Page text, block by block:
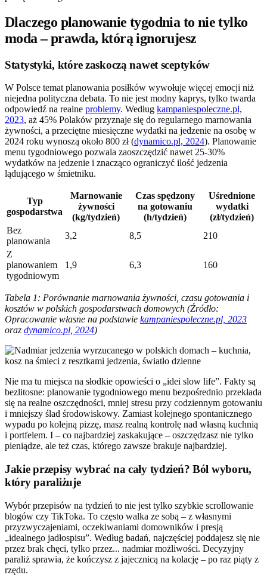
Dlaczego planowanie tygodnia to nie tylko
moda – prawda, którą ignorujesz
Statystyki, które zaskoczą nawet sceptyków
W Polsce temat planowania posiłków wywołuje więcej emocji niż
niejedna polityczna debata. To nie jest modny kaprys, tylko twarda
odpowiedź na realne problemy. Według kampaniespoleczne.pl,
2023, aż 45% Polaków przyznaje się do regularnego marnowania
żywności, a przeciętne miesięczne wydatki na jedzenie na osobę w
2024 roku wynoszą około 800 zł (dynamico.pl, 2024). Planowanie
menu tygodniowego pozwala zaoszczędzić nawet 25-30%
wydatków na jedzenie i znacząco ograniczyć ilość jedzenia
lądującego w śmietniku.
Typ
gospodarstwa
Marnowanie
żywności
(kg/tydzień)
Czas spędzony
na gotowaniu
(h/tydzień)
Uśrednione
wydatki
(zł/tydzień)
Bez
planowania
3,2 8,5
210
Z
planowaniem
tygodniowym
1,9 6,3 160
Tabela 1: Porównanie marnowania żywności, czasu gotowania i
kosztów w polskich gospodarstwach domowych (Źródło:
Opracowanie własne na podstawie kampaniespoleczne.pl, 2023
oraz dynamico.pl, 2024)
Nie ma tu miejsca na słodkie opowieści o „idei slow life”. Fakty są
bezlitosne: planowanie tygodniowego menu bezpośrednio przekłada
się na realne oszczędności, mniej stresu przy codziennym gotowaniu
i mniejszy ślad środowiskowy. Zamiast kolejnego spontanicznego
wypadu po kolejną pizzę, masz realną kontrolę nad własną kuchnią
i portfelem. I – co najbardziej zaskakujące – oszczędzasz nie tylko
pieniądze, ale też czas, którego zawsze brakuje najbardziej.
Jakie przepisy wybrać na cały tydzień? Ból wyboru,
który paraliżuje
Wybór przepisów na tydzień to nie jest tylko szybkie scrollowanie
blogów czy TikToka. To często walka ze sobą – z własnymi
przyzwyczajeniami, oczekiwaniami domowników i presją
„idealnego jadłospisu”. Według badań, najczęściej poddajesz się nie
przez brak chęci, tylko przez... nadmiar możliwości. Decyzyjny
paraliż sprawia, że kończysz z jajecznicą na kolację – po raz piąty z
rzędu.